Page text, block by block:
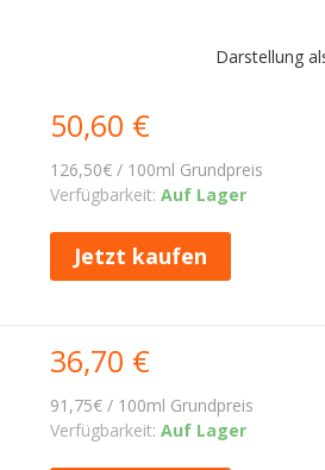
Darstellung
50,60 €
126,50€ / 100ml Grundpreis
Verfügbarkeit: Auf Lager
Jetzt kaufen
36,70 €
91,75€ / 100ml Grundpreis
Verfügbarkeit: Auf Lager